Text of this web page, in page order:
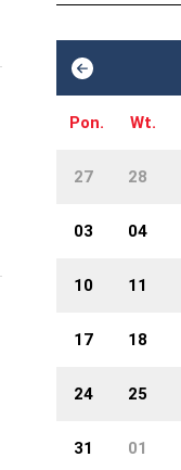
Pon. Wt.
27 28
03 04
10 11
17 18
24 25
31 01